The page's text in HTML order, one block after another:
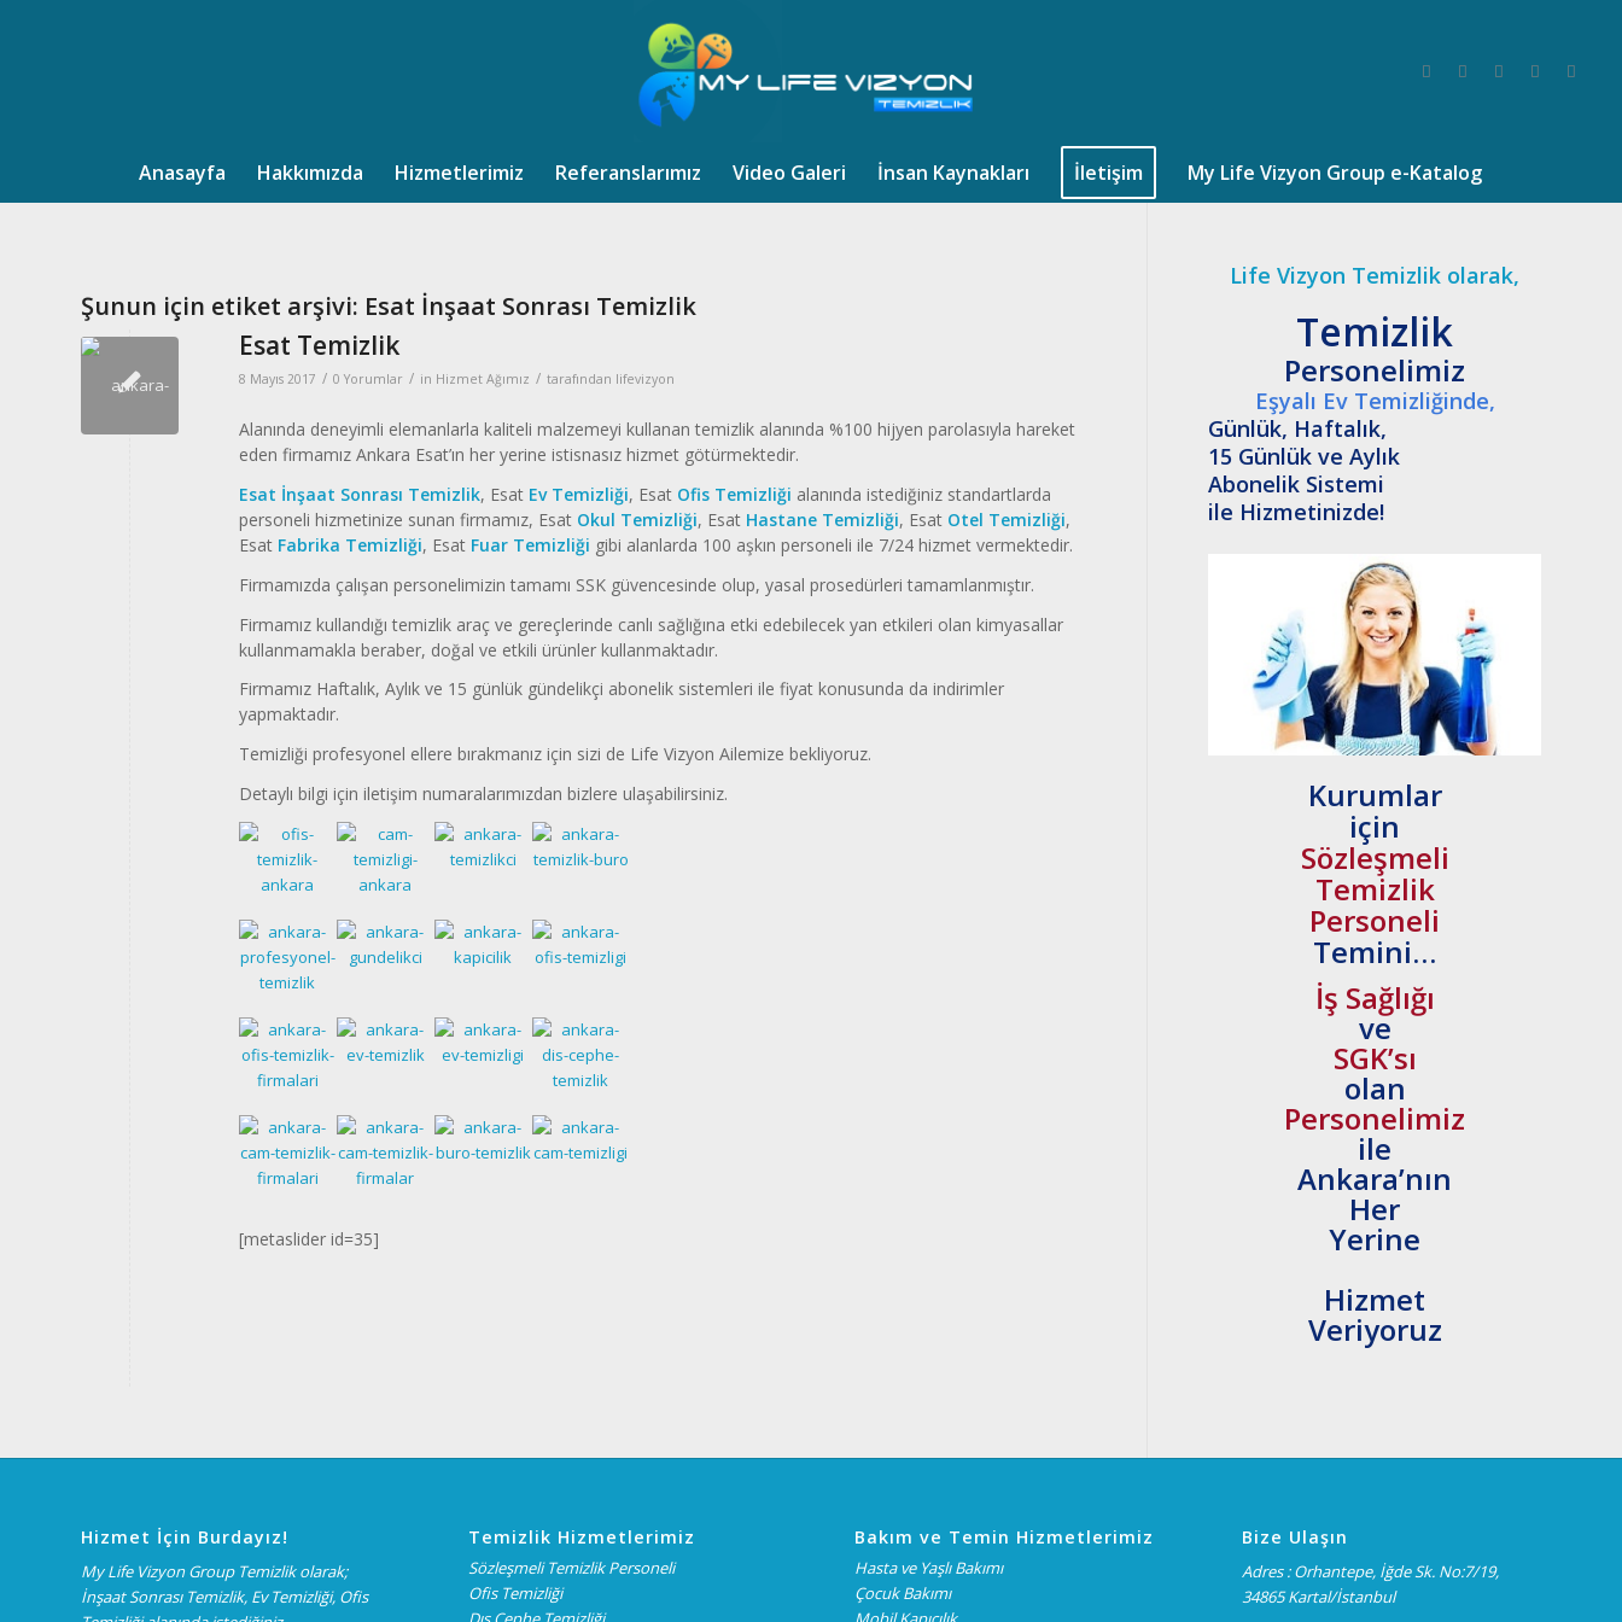
Anasayfa Hakkımızda Hizmetlerimiz Referanslarımız Video Galeri İnsan Kaynakları İletişim My Life Vizyon Group e-Katalog
Şunun için etiket arşivi: Esat İnşaat Sonrası Temizlik
Esat Temizlik
8 Mayıs 2017 / 0 Yorumlar / in Hizmet Ağımız / tarafından lifevizyon
Alanında deneyimli elemanlarla kaliteli malzemeyi kullanan temizlik alanında %100 hijyen parolasıyla hareket
eden firmamız Ankara Esat’ın her yerine istisnasız hizmet götürmektedir.
Esat İnşaat Sonrası Temizlik, Esat Ev Temizliği, Esat Ofis Temizliği alanında istediğiniz standartlarda
personeli hizmetinize sunan firmamız, Esat Okul Temizliği, Esat Hastane Temizliği, Esat Otel Temizliği,
Esat Fabrika Temizliği, Esat Fuar Temizliği gibi alanlarda 100 aşkın personeli ile 7/24 hizmet vermektedir.
Firmamızda çalışan personelimizin tamamı SSK güvencesinde olup, yasal prosedürleri tamamlanmıştır.
Firmamız kullandığı temizlik araç ve gereçlerinde canlı sağlığına etki edebilecek yan etkileri olan kimyasallar
kullanmamakla beraber, doğal ve etkili ürünler kullanmaktadır.
Firmamız Haftalık, Aylık ve 15 günlük gündelikçi abonelik sistemleri ile fiyat konusunda da indirimler
yapmaktadır.
Temizliği profesyonel ellere bırakmanız için sizi de Life Vizyon Ailemize bekliyoruz.
Detaylı bilgi için iletişim numaralarımızdan bizlere ulaşabilirsiniz.
[metaslider id=35]
Life Vizyon Temizlik olarak,
Temizlik
Personelimiz
Eşyalı Ev Temizliğinde,
Günlük, Haftalık,
15 Günlük ve Aylık
Abonelik Sistemi
ile Hizmetinizde!
Kurumlar
için
Sözleşmeli
Temizlik
Personeli
Temini…
İş Sağlığı
ve
SGK’sı
olan
Personelimiz
ile
Ankara’nın
Her
Yerine
Hizmet
Veriyoruz
Hizmet İçin Burdayız!
My Life Vizyon Group Temizlik olarak;
İnşaat Sonrası Temizlik, Ev Temizliği, Ofis
Temizlik Hizmetlerimiz
Sözleşmeli Temizlik Personeli
Ofis Temizliği
Bakım ve Temin Hizmetlerimiz
Hasta ve Yaşlı Bakımı
Çocuk Bakımı
Bize Ulaşın
Adres : Orhantepe, İğde Sk. No:7/19,
34865 Kartal/İstanbul